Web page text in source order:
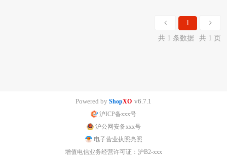
1
共 1 条数据
共 1 页
Powered by ShopXO v6.7.1
沪ICP备xxx号
沪公网安备xxx号
电子营业执照亮照
增值电信业务经营许可证：沪B2-xxx